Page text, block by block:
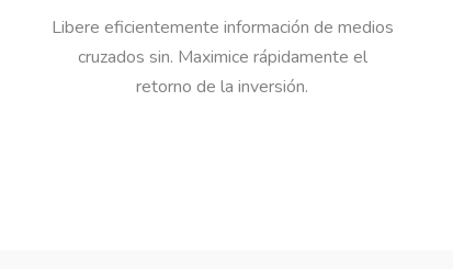
Libere eficientemente información de medios
cruzados sin. Maximice rápidamente el
retorno de la inversión.